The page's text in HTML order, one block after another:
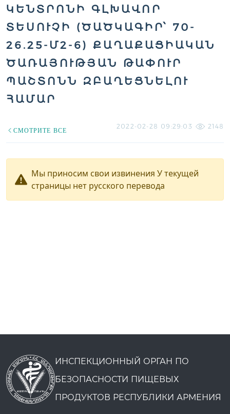
ԿԵՆՏՐՈՆԻ ԳԼԽԱՎՈՐ
ՏԵՍՈՒՉԻ (ԾԱԾԿԱԳԻՐ՝ 70-
26.25-Մ2-6) ՔԱՂԱՔԱՑԻԱԿԱՆ
ԾԱՌԱՅՈՒԹՅԱՆ ԹԱՓՈՒՐ
ՊԱՇՏՈՆՆ ԶԲԱՂԵՑՆԵԼՈՒ
ՀԱՄԱՐ
СМОТРИТЕ ВСЕ
2022-02-28 09:29:03 2148
Мы приносим свои извинения У текущей
страницы нет русского перевода
ИНСПЕКЦИОННЫЙ ОРГАН ПО
БЕЗОПАСНОСТИ ПИЩЕВЫХ
ПРОДУКТОВ РЕСПУБЛИКИ АРМЕНИЯ